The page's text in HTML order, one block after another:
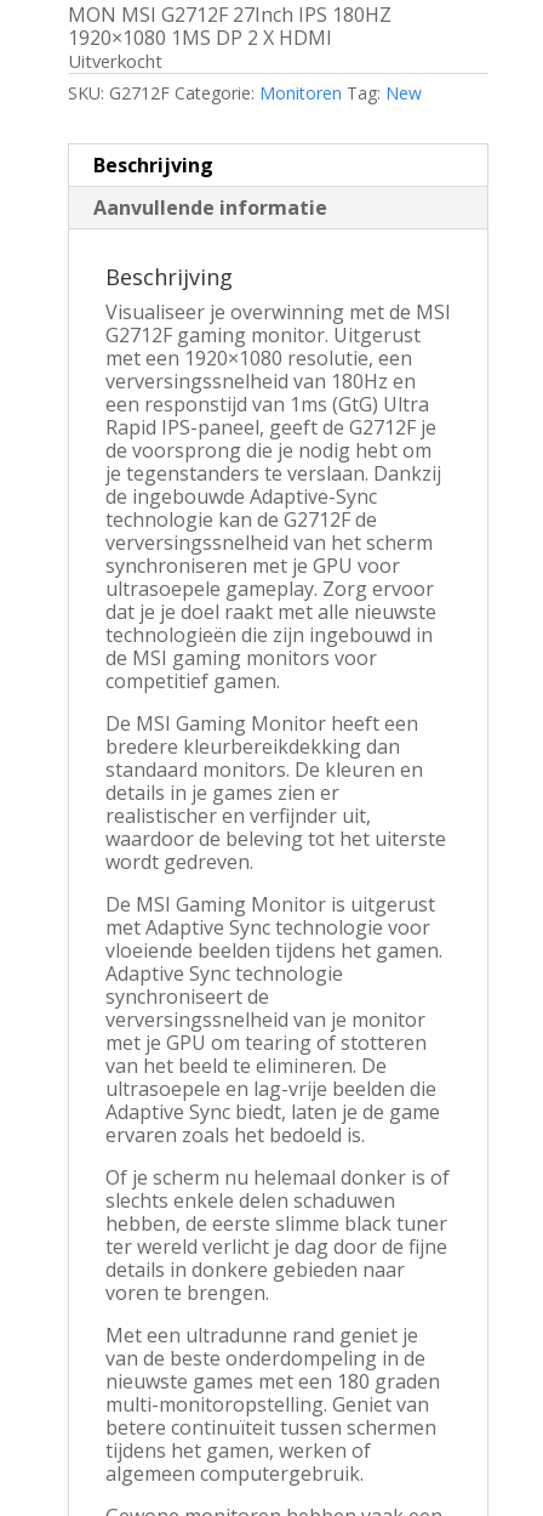
MON MSI G2712F 27Inch IPS 180HZ
1920×1080 1MS DP 2 X HDMI
Uitverkocht
SKU: G2712F Categorie: Monitoren Tag: New
Beschrijving
Aanvullende informatie
Beschrijving
Visualiseer je overwinning met de MSI
G2712F gaming monitor. Uitgerust
met een 1920×1080 resolutie, een
verversingssnelheid van 180Hz en
een responstijd van 1ms (GtG) Ultra
Rapid IPS-paneel, geeft de G2712F je
de voorsprong die je nodig hebt om
je tegenstanders te verslaan. Dankzij
de ingebouwde Adaptive-Sync
technologie kan de G2712F de
verversingssnelheid van het scherm
synchroniseren met je GPU voor
ultrasoepele gameplay. Zorg ervoor
dat je je doel raakt met alle nieuwste
technologieën die zijn ingebouwd in
de MSI gaming monitors voor
competitief gamen.
De MSI Gaming Monitor heeft een
bredere kleurbereikdekking dan
standaard monitors. De kleuren en
details in je games zien er
realistischer en verfijnder uit,
waardoor de beleving tot het uiterste
wordt gedreven.
De MSI Gaming Monitor is uitgerust
met Adaptive Sync technologie voor
vloeiende beelden tijdens het gamen.
Adaptive Sync technologie
synchroniseert de
verversingssnelheid van je monitor
met je GPU om tearing of stotteren
van het beeld te elimineren. De
ultrasoepele en lag-vrije beelden die
Adaptive Sync biedt, laten je de game
ervaren zoals het bedoeld is.
Of je scherm nu helemaal donker is of
slechts enkele delen schaduwen
hebben, de eerste slimme black tuner
ter wereld verlicht je dag door de fijne
details in donkere gebieden naar
voren te brengen.
Met een ultradunne rand geniet je
van de beste onderdompeling in de
nieuwste games met een 180 graden
multi-monitoropstelling. Geniet van
betere continuïteit tussen schermen
tijdens het gamen, werken of
algemeen computergebruik.